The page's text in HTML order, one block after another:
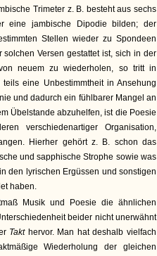
Trimeter z. B. besteht aus sechs
eine jambische Dipodie bilden; der
Stellen wieder zu Spondeen
Versen gestattet ist, sich in der
neuem zu wiederholen, so tritt in
eine Unbestimmtheit in Ansehung
und dadurch ein fühlbarer Mangel an
Übelstande abzuhelfen, ist die Poesie
verschiedenartiger Organisation,
Hierher gehört z. B. schon das
und sapphische Strophe sowie was
den lyrischen Ergüssen und sonstigen
haben.
Musik und Poesie die ähnlichen
beider nicht unerwähnt
Takt hervor. Man hat deshalb vielfach
Wiederholung der gleichen